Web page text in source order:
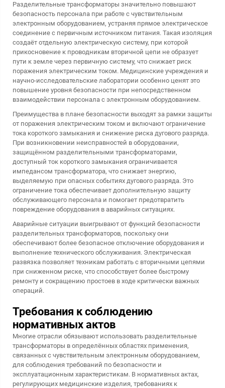
Разделительные трансформаторы значительно повышают
безопасность персонала при работе с чувствительным
электронным оборудованием, устраняя прямое электрическое
соединение с первичным источником питания. Такая изоляция
создаёт отдельную электрическую систему, при которой
прикосновение к проводникам вторичной цепи не образует
пути к земле через первичную систему, что снижает риск
поражения электрическим током. Медицинские учреждения и
научно-исследовательские лаборатории особенно ценят это
повышение уровня безопасности при непосредственном
взаимодействии персонала с электронным оборудованием.
Преимущества в плане безопасности выходят за рамки защиты
от поражения электрическим током и включают ограничение
тока короткого замыкания и снижение риска дугового разряда.
При возникновении неисправностей в оборудовании,
защищённом разделительными трансформаторами,
доступный ток короткого замыкания ограничивается
импедансом трансформатора, что снижает энергию,
выделяемую при опасных событиях дугового разряда. Это
ограничение тока обеспечивает дополнительную защиту
обслуживающего персонала и помогает предотвратить
повреждение оборудования в аварийных ситуациях.
Аварийные ситуации выигрывают от функций безопасности
разделительных трансформаторов, поскольку они
обеспечивают более безопасное отключение оборудования и
выполнение технического обслуживания. Электрическая
развязка позволяет техникам работать с вторичными цепями
при сниженном риске, что способствует более быстрому
ремонту и сокращению простоев в ходе критически важных
операций.
Требования к соблюдению
нормативных актов
Многие отрасли обязывают использовать разделительные
трансформаторы в определённых областях применения,
связанных с чувствительным электронным оборудованием,
для соблюдения требований по безопасности и
эксплуатационным характеристикам. В нормативных актах,
регулирующих медицинские изделия, требованиях к